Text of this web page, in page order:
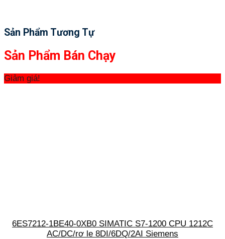
Sản Phẩm Tương Tự
Sản Phẩm Bán Chạy
Giảm giá!
6ES7212-1BE40-0XB0 SIMATIC S7-1200 CPU 1212C
AC/DC/rơ le 8DI/6DQ/2AI Siemens